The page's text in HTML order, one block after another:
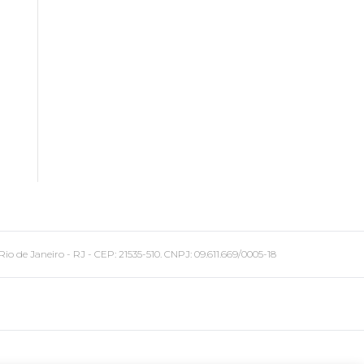
Janeiro - RJ - CEP: 21535-510. CNPJ: 09.611.669/0005-18